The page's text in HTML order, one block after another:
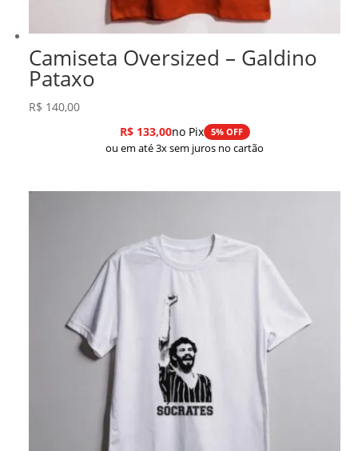
Camiseta Oversized – Galdino
Pataxo
R$ 140,00
R$133,00no Pix 5% OFF
ou em até 3x sem juros no cartão